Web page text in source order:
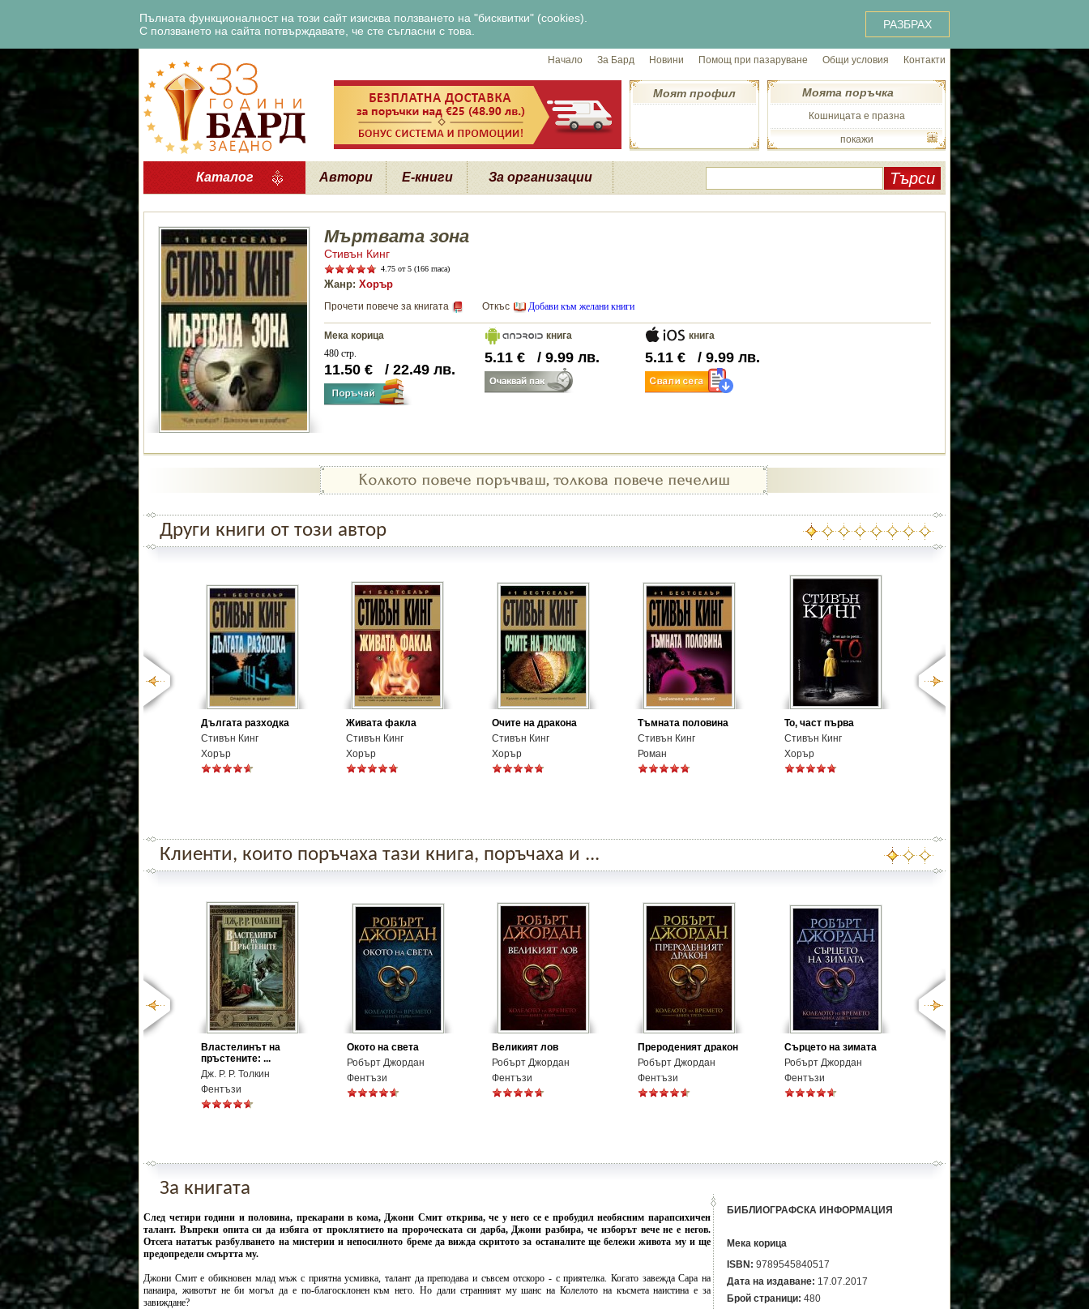
Пълната функционалност на този сайт изисква ползването на "бисквитки" (cookies).
С ползването на сайта потвърждавате, че сте съгласни с това.
РАЗБРАХ
Начало За Бард Новини Помощ при пазаруване Общи условия Контакти
Моят профил
Кошницата е празна
Моята поръчка
покажи
Каталог Автори Е-книги За организации
Мъртвата зона
Стивън Кинг
4.75 от 5 (166 гласа)
Жанр: Хорър
Прочети повече за книгата Откъс Добави към желани книги
Мека корица
480 стр.
11.50 € / 22.49 лв.
книга
5.11 € / 9.99 лв.
книга
5.11 € / 9.99 лв.
Други книги от този автор
Дългата разходка
Стивън Кинг
Хорър
Живата факла
Стивън Кинг
Хорър
Очите на дракона
Стивън Кинг
Хорър
Тъмната половина
Стивън Кинг
Роман
То, част първа
Стивън Кинг
Хорър
Клиенти, които поръчаха тази книга, поръчаха и ...
Властелинът на
пръстените: ...
Дж. Р. Р. Толкин
Фентъзи
Окото на света
Робърт Джордан
Фентъзи
Великият лов
Робърт Джордан
Фентъзи
Прероденият дракон
Робърт Джордан
Фентъзи
Сърцето на зимата
Робърт Джордан
Фентъзи
За книгата
След четири години и половина, прекарани в кома, Джони Смит открива, че у него се е пробудил необясним парапсихичен
талант. Въпреки опита си да избяга от проклятието на пророческата си дарба, Джони разбира, че изборът вече не е негов.
Отсега нататък разбулването на мистерии и непосилното бреме да вижда скритото за останалите ще бележи живота му и ще
предопредели смъртта му.
Джони Смит е обикновен млад мъж с приятна усмивка, талант да преподава и съвсем отскоро - с приятелка. Когато завежда Сара на
панаира, животът не би могъл да е по-благосклонен към него. Но дали странният му шанс на Колелото на късмета наистина е за
завиждане?
БИБЛИОГРАФСКА ИНФОРМАЦИЯ
Мека корица
ISBN: 9789545840517
Дата на издаване: 17.07.2017
Брой страници: 480